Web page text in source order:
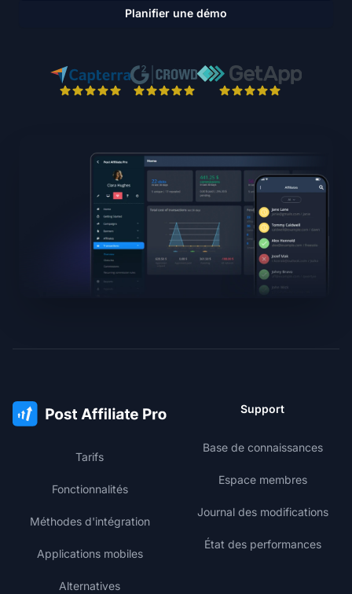
Planifier une démo
Tarifs
Fonctionnalités
Méthodes d'intégration
Applications mobiles
Alternatives
Support
Base de connaissances
Espace membres
Journal des modifications
État des performances